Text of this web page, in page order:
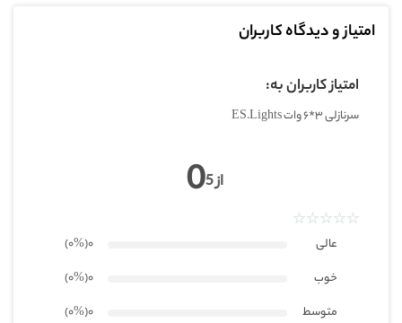
ابعاد
امتیاز و دیدگاه کاربران
امتیاز کاربران به:
سرنازلی 3*6 وات ES.Lights
0 از 5
عالی 0(۰%
)
خوب
0(۰%
)
متوسط
0(۰%
)